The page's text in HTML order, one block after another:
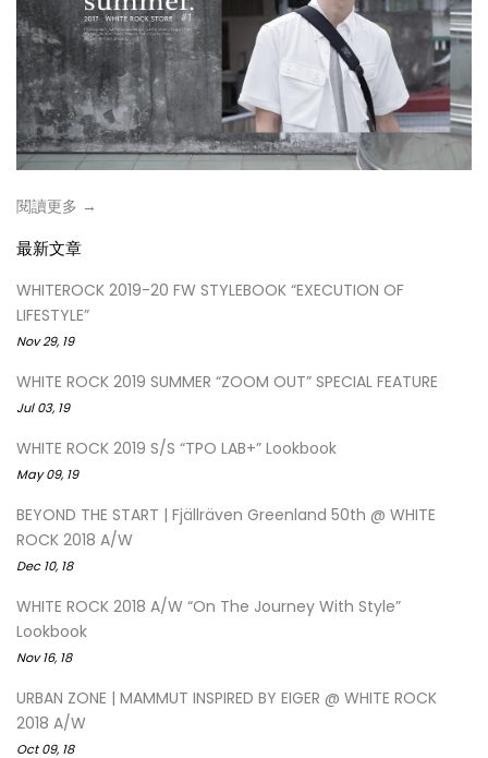
閱讀更多 →
最新文章
WHITEROCK 2019-20 FW STYLEBOOK “EXECUTION OF
LIFESTYLE”
Nov 29, 19
WHITE ROCK 2019 SUMMER “ZOOM OUT” SPECIAL FEATURE
Jul 03, 19
WHITE ROCK 2019 S/S “TPO LAB+” Lookbook
May 09, 19
BEYOND THE START | Fjällräven Greenland 50th @ WHITE
ROCK 2018 A/W
Dec 10, 18
WHITE ROCK 2018 A/W “On The Journey With Style”
Lookbook
Nov 16, 18
URBAN ZONE | MAMMUT INSPIRED BY EIGER @ WHITE ROCK
2018 A/W
Oct 09, 18